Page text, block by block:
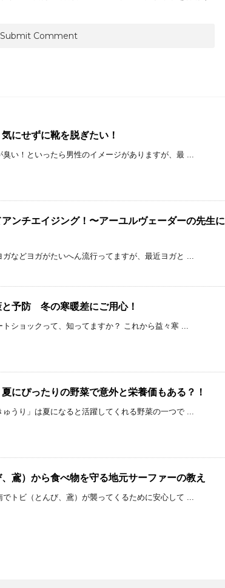
にせずに靴を脱ぎたい！
い！といったら男性のイメージがありますが、最 ...
ンチエイジング！〜アーユルヴェーダーの先生に
などヨガがたいへん流行ってますが、最近ヨガと ...
と予防 冬の寒暖差にご用心！
ショックって、知ってますか？ これから益々寒 ...
にぴったりの野菜で意外と栄養価もある？！
うり」は夏になると活躍してくれる野菜の一つで ...
鳶）から食べ物を守る地元サーファーの教え
トビ（とんび、鳶）が襲ってくるために安心して ...